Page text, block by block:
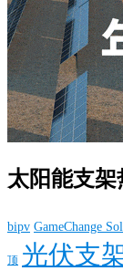
太阳能支架
bipv GameChange
顶 光伏支